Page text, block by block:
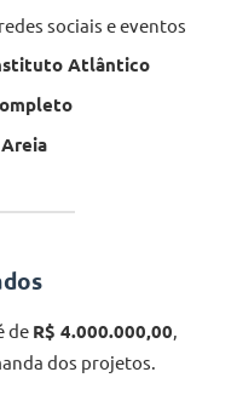
sociais e eventos
Atlântico
de R$ 4.000.000,00,
dos projetos.